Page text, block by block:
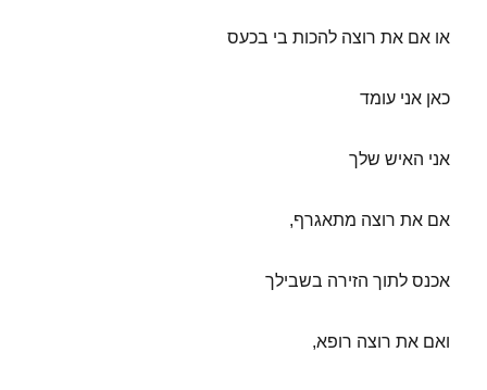
או אם את רוצה להכות בי בכעס
כאן אני עומד
אני האיש שלך
אם את רוצה מתאגרף,
אכנס לתוך הזירה בשבילך
ואם את רוצה רופא,